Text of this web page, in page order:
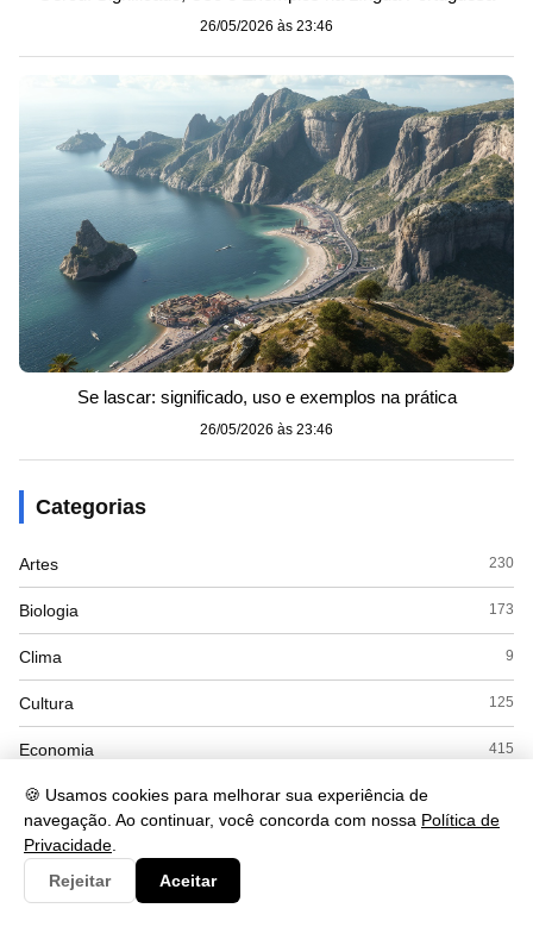
🍪 Usamos cookies para melhorar sua experiência de
navegação. Ao continuar, você concorda com nossa Política de
Privacidade
Rejeitar
Aceitar
26/05/2026 às 23:46
Se lascar: significado, uso e exemplos na prática
26/05/2026 às 23:46
Categorias
Artes 230
Biologia 173
Clima 9
Cultura 125
Economia 415
Educacao
ENEM
Espanhol